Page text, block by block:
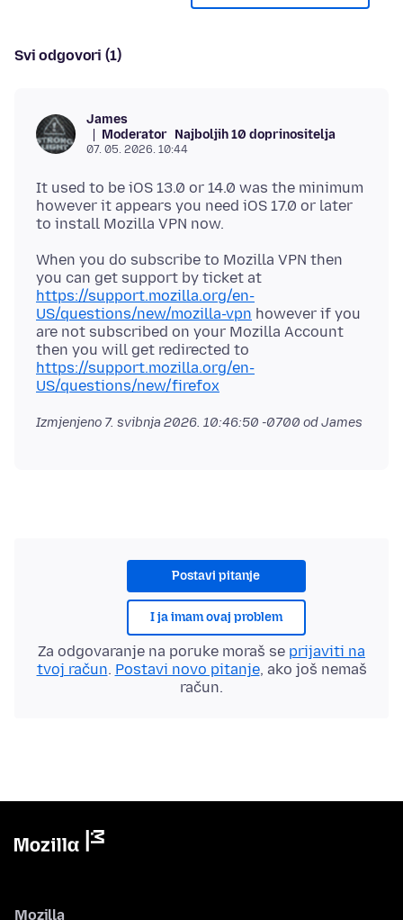
Svi odgovori (1)
James
Moderator Najboljih 10 doprinositelja
07. 05. 2026. 10:44
It used to be iOS 13.0 or 14.0 was the minimum
however it appears you need iOS 17.0 or later
When you do subscribe to Mozilla VPN then
you can get support by ticket at
https://support.mozilla.org/en-
US/questions/new/mozilla-vpn however if you
are not subscribed on your Mozilla Account
then you will get redirected to
https://support.mozilla.org/en-
US/questions/new/firefox
Izmjenjeno 7. svibnja 2026. 10:46:50 -0700 od James
Postavi pitanje
I ja imam ovaj problem
Za odgovaranje na poruke moraš se prijaviti na
tvoj račun. Postavi novo pitanje, ako još nemaš
račun.
Mozilla